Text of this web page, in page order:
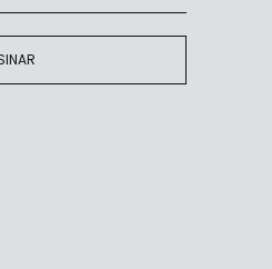
Itiquira, é um
sobre uma
raras. Já quanto ao
para financiar o